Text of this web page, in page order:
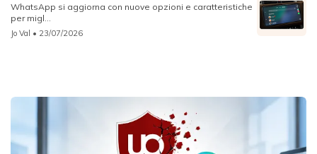
WhatsApp si aggiorna con nuove opzioni e caratteristiche
per migl...
Jo Val • 23/07/2026